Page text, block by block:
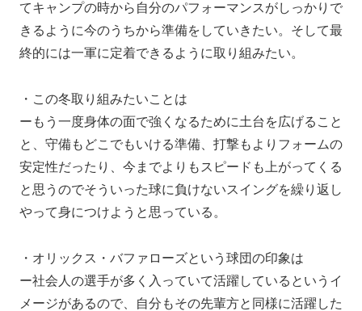
てキャンプの時から自分のパフォーマンスがしっかりで
きるように今のうちから準備をしていきたい。そして最
終的には一軍に定着できるように取り組みたい。
・この冬取り組みたいことは
ーもう一度身体の面で強くなるために土台を広げること
と、守備もどこでもいける準備、打撃もよりフォームの
安定性だったり、今までよりもスピードも上がってくる
と思うのでそういった球に負けないスイングを繰り返し
やって身につけようと思っている。
・オリックス・バファローズという球団の印象は
ー社会人の選手が多く入っていて活躍しているというイ
メージがあるので、自分もその先輩方と同様に活躍した